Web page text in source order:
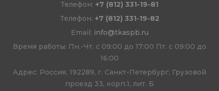
Телефон: +7 (812) 331-19-81
Телефон: +7 (812) 331-19-82
Email: info@tkaspb.ru
Время работы: Пн.-Чт. с 09:00 до 17:00 Пт. с 09:00 до
16:00
Адрес: Россия, 192289, г. Санкт-Петербург, Грузовой
проезд 33, корп.1, лит. Б